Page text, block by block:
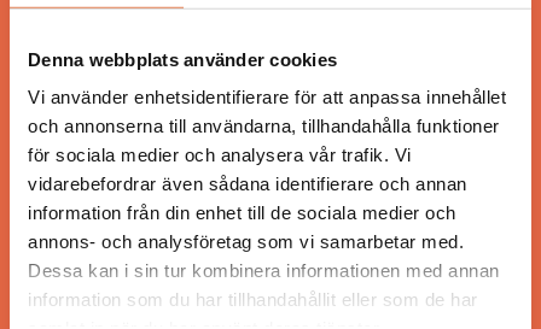
Denna webbplats använder cookies
Vi använder enhetsidentifierare för att anpassa innehållet
och annonserna till användarna, tillhandahålla funktioner
för sociala medier och analysera vår trafik. Vi
vidarebefordrar även sådana identifierare och annan
information från din enhet till de sociala medier och
annons- och analysföretag som vi samarbetar med.
Dessa kan i sin tur kombinera informationen med annan
information som du har tillhandahållit eller som de har
Tidningen ges ut avVisita
ANSVARIG UTGIVARE
Jonas Siljhammar
UPPHOVSRÄTT